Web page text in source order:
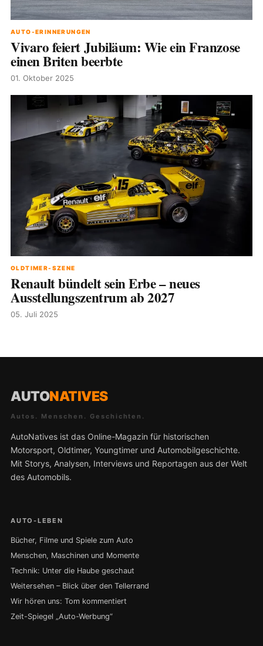
AUTO-ERINNERUNGEN
Vivaro feiert Jubiläum: Wie ein Franzose
einen Briten beerbte
01. Oktober 2025
OLDTIMER-SZENE
Renault bündelt sein Erbe – neues
Ausstellungszentrum ab 2027
05. Juli 2025
AUTONATIVES
Autos. Menschen. Geschichten.
AutoNatives ist das Online-Magazin für historischen
Motorsport, Oldtimer, Youngtimer und Automobilgeschichte.
Mit Storys, Analysen, Interviews und Reportagen aus der Welt
des Automobils.
AUTO-LEBEN
Bücher, Filme und Spiele zum Auto
Menschen, Maschinen und Momente
Technik: Unter die Haube geschaut
Weitersehen – Blick über den Tellerrand
Wir hören uns: Tom kommentiert
Zeit-Spiegel „Auto-Werbung“